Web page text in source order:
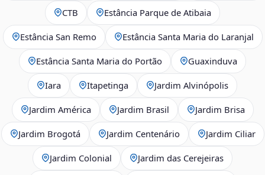
CTB Estância Parque de Atibaia
Estância San Remo Estância Santa Maria do Laranjal
Estância Santa Maria do Portão Guaxinduva
Iara Itapetinga Jardim Alvinópolis
Jardim América Jardim Brasil Jardim Brisa
Jardim Brogotá Jardim Centenário Jardim Ciliar
Jardim Colonial Jardim das Cerejeiras